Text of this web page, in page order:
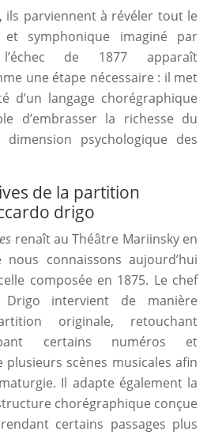
parviennent à révéler tout le
symphonique imaginé par
l’échec de 1877 apparaît
une étape nécessaire : il met
d’un langage chorégraphique
d’embrasser la richesse du
psychologique des
de la partition
drigo
renaît au Théâtre Mariinsky en
connaissons aujourd’hui
composée en 1875. Le chef
Drigo intervient de manière
originale, retouchant
certains numéros et
plusieurs scènes musicales afin
Il adapte également la
chorégraphique conçue
certains passages plus